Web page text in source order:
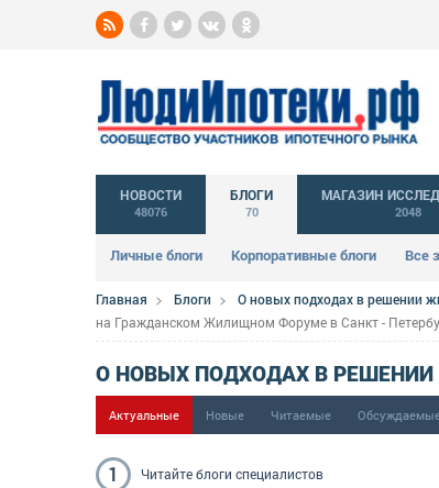
НОВОСТИ
48076
БЛОГИ
70
Личные блоги Корпоративные блоги Все
МАГАЗИН
2048
Главная Блоги О новых подходах в решении
на Гражданском Жилищном Форуме в Санкт -
О НОВЫХ ПОДХОДАХ В
Актуальные Новые Читаемые
1 Читайте блоги специалистов